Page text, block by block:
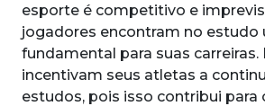
esporte é competitivo e
jogadores encontram no estudo
fundamental para suas carreiras.
incentivam seus atletas a
estudos, pois isso contribui para